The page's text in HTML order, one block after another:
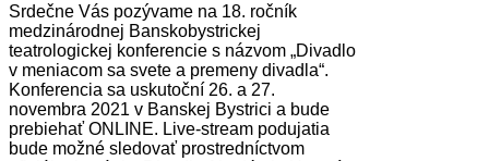
Srdečne Vás pozývame na 18. ročník
medzinárodnej Banskobystrickej
teatrologickej konferencie s názvom „Divadlo
v meniacom sa svete a premeny divadla“.
Konferencia sa uskutoční 26. a 27.
novembra 2021 v Banskej Bystrici a bude
prebiehať ONLINE. Live-stream podujatia
bude možné sledovať prostredníctvom